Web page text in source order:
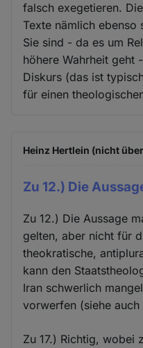
falsch exegetieren.
Texte nämlich ebenso
Sie sind - da es um
höhere Wahrheit geht
Diskurs (das ist
für einen
Heinz Hertlein (nicht
Zu 12.) Die
Zu 12.) Die Aussage
gelten, aber nicht für
theokratische,
kann den
Iran schwerlich
vorwerfen (siehe auch
Zu 17.) Richtig, wobei